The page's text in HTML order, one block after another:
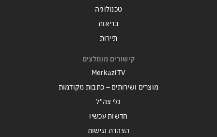
טכנולוגיה
בריאות
תיירות
קישורים מומלצים
MerkaziTV
מוצרים ושירותים – כתבות מקודמות
גלי צה"ל
חדשות עכשיו
הצהרת נגישות